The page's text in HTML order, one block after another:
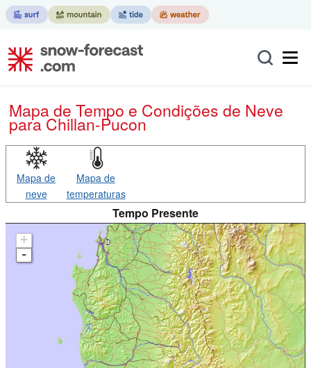
Mapa de Tempo e Condições de Neve
para Chillan-Pucon
Mapa de
neve
Mapa de
temperaturas
Tempo Presente
+
-